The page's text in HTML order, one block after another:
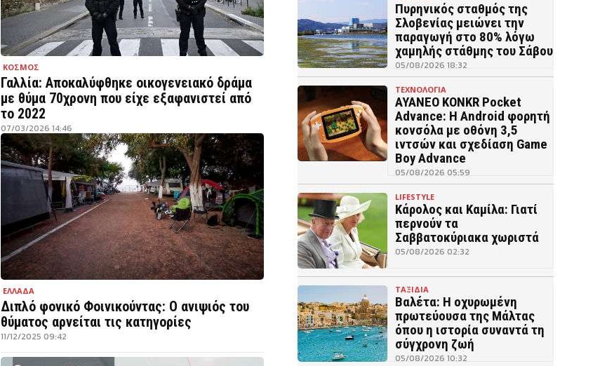
ΚΟΣΜΟΣ
Γαλλία: Αποκαλύφθηκε οικογενειακό δράμα
με θύμα 70χρονη που είχε εξαφανιστεί από
το 2022
07/03/2026 14:46
ΕΛΛΑΔΑ
Διπλό φονικό Φοινικούντας: Ο ανιψιός του
θύματος αρνείται τις κατηγορίες
11/12/2025 09:42
Πυρηνικός σταθμός της
Σλοβενίας μειώνει την
παραγωγή στο 80% λόγω
χαμηλής στάθμης του Σάβου
05/08/2026 18:32
ΤΕΧΝΟΛΟΓΙΑ
AYANEO KONKR Pocket
Advance: Η Android φορητή
κονσόλα με οθόνη 3,5
ιντσών και σχεδίαση Game
Boy Advance
05/08/2026 05:59
LIFESTYLE
Κάρολος και Καμίλα: Γιατί
περνούν τα
Σαββατοκύριακα χωριστά
05/08/2026 02:32
ΤΑΞΙΔΙΑ
Βαλέτα: Η οχυρωμένη
πρωτεύουσα της Μάλτας
όπου η ιστορία συναντά τη
σύγχρονη ζωή
05/08/2026 10:32